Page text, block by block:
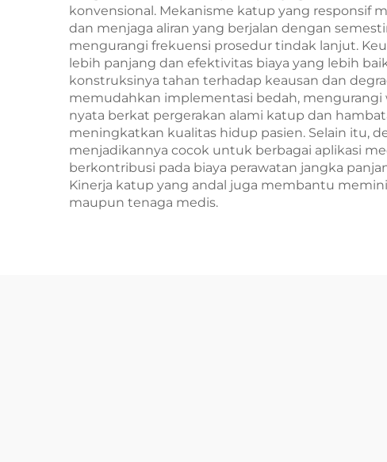
konvensional. Mekanisme katup yang responsif
dan menjaga aliran yang berjalan dengan
mengurangi frekuensi prosedur tindak lanjut.
lebih panjang dan efektivitas biaya yang lebih
konstruksinya tahan terhadap keausan dan
memudahkan implementasi bedah, mengurangi
nyata berkat pergerakan alami katup dan
meningkatkan kualitas hidup pasien. Selain itu,
menjadikannya cocok untuk berbagai aplikasi
berkontribusi pada biaya perawatan jangka
Kinerja katup yang andal juga membantu
maupun tenaga medis.